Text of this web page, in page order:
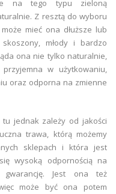
na tego typu zieloną
Z resztą do wyboru
mieć ona dłuższe lub
młody i bardzo
ona nie tylko naturalnie,
w użytkowaniu,
oraz odporna na zmienne
jednak zależy od jakości
trawa, którą możemy
sklepach i która jest
wysoką odpornością na
Jest ona też
może być ona potem